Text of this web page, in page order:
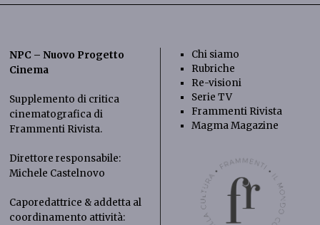
NPC – Nuovo Progetto
Cinema
Supplemento di critica
cinematografica di
Frammenti Rivista.
Direttore responsabile:
Michele Castelnovo
Caporedattrice & addetta al
coordinamento attività:
Chi siamo
Rubriche
Re-visioni
Serie TV
Frammenti Rivista
Magma Magazine